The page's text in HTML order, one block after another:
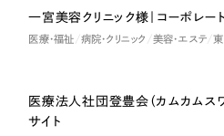
一宮美容クリニック様｜コーポレー
医療・福祉 病院・クリニック 美容・エステ
医療法人社団登豊会（カムカムスワ
サイト